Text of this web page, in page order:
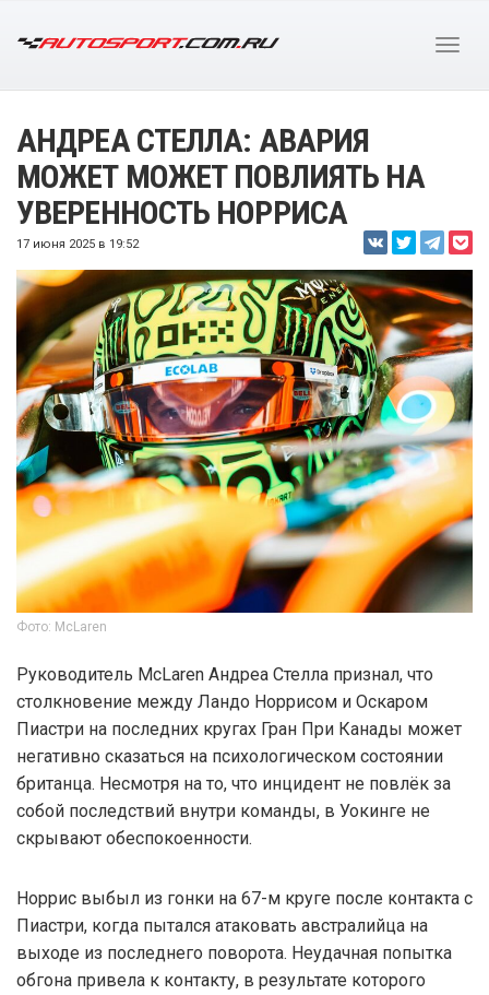
АНДРЕА СТЕЛЛА: АВАРИЯ
МОЖЕТ МОЖЕТ ПОВЛИЯТЬ НА
УВЕРЕННОСТЬ НОРРИСА
17 июня 2025 в 19:52
Фото: McLaren
Руководитель McLaren Андреа Стелла признал, что
столкновение между Ландо Норрисом и Оскаром
Пиастри на последних кругах Гран При Канады может
негативно сказаться на психологическом состоянии
британца. Несмотря на то, что инцидент не повлёк за
собой последствий внутри команды, в Уокинге не
скрывают обеспокоенности.
Норрис выбыл из гонки на 67-м круге после контакта с
Пиастри, когда пытался атаковать австралийца на
выходе из последнего поворота. Неудачная попытка
обгона привела к контакту, в результате которого